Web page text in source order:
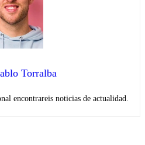
Torralba
encontrareis noticias de actualidad.